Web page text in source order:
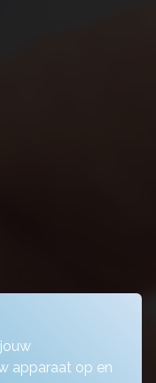
apparaat op en